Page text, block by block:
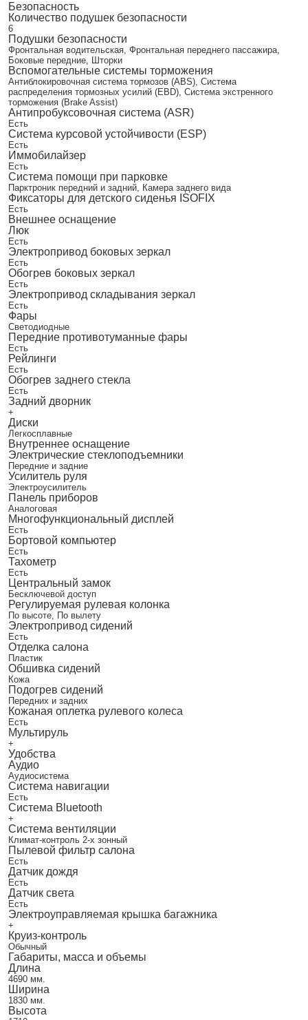
Безопасность
Количество подушек безопасности
6
Подушки безопасности
Фронтальная водительская, Фронтальная переднего пассажира,
Боковые передние, Шторки
Вспомогательные системы торможения
Антиблокировочная система тормозов (ABS), Система
распределения тормозных усилий (EBD), Система экстренного
торможения (Brake Assist)
Антипробуксовочная система (ASR)
Есть
Система курсовой устойчивости (ESP)
Есть
Иммобилайзер
Есть
Система помощи при парковке
Парктроник передний и задний, Камера заднего вида
Фиксаторы для детского сиденья ISOFIX
Есть
Внешнее оснащение
Люк
Есть
Электропривод боковых зеркал
Есть
Обогрев боковых зеркал
Есть
Электропривод складывания зеркал
Есть
Фары
Светодиодные
Передние противотуманные фары
Есть
Рейлинги
Есть
Обогрев заднего стекла
Есть
Задний дворник
+
Диски
Легкосплавные
Внутреннее оснащение
Электрические стеклоподъемники
Передние и задние
Усилитель руля
Электроусилитель
Панель приборов
Аналоговая
Многофункциональный дисплей
Есть
Бортовой компьютер
Есть
Тахометр
Есть
Центральный замок
Бесключевой доступ
Регулируемая рулевая колонка
По высоте, По вылету
Электропривод сидений
Есть
Отделка салона
Пластик
Обшивка сидений
Кожа
Подогрев сидений
Передних и задних
Кожаная оплетка рулевого колеса
Есть
Мультируль
+
Удобства
Аудио
Аудиосистема
Система навигации
Есть
Система Bluetooth
+
Система вентиляции
Климат-контроль 2-х зонный
Пылевой фильтр салона
Есть
Датчик дождя
Есть
Датчик света
Есть
Электроуправляемая крышка багажника
+
Круиз-контроль
Обычный
Габариты, масса и объемы
Длина
4690 мм.
Ширина
1830 мм.
Высота